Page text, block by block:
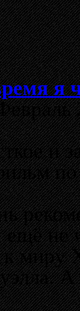
я
и
по
не
миру